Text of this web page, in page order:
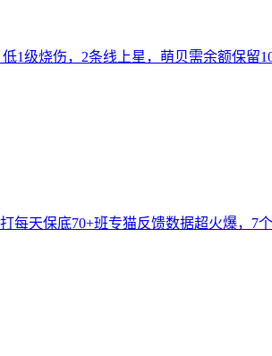
1级烧伤，2条线上星，萌贝需余额保留
天保底70+班专猫反馈数据超火爆，7